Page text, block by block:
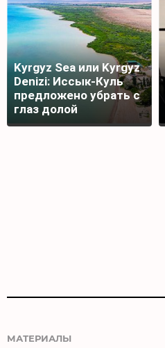
Kyrgyz Sea или Kyrgyz
Denizi: Иссык-Куль
предложено убрать с
глаз долой
МАТЕРИАЛЫ